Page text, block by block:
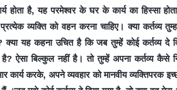
होता है, यह परमेश्वर के घर के कार्य का हिस्सा
व्यक्ति को वहन करना चाहिए। क्या कर्तव्य
क्या यह कहना उचित है कि जब तुम्हें कोई कर्तव्य दे
है? ऐसा बिल्कुल नहीं है। तो तुम्हें अपना कर्तव्य कैसे
करके, अपने व्यवहार को मानवीय व्यक्तिपरक